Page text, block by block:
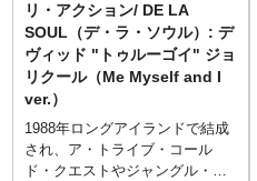
マイクロノーツとしての記念す
べき第一弾を飾った「タイムト
ラベラー」。展開されたイエロ
ー、ブルー、オレンジ、クリア
からイエローがセレクト！
リ・アクション/ DE LA
SOUL（デ・ラ・ソウル）: デ
ヴィッド "トゥルーゴイ" ジョ
リクール（Me Myself and I
ver.）
1988年ロングアイランドで結成
され、ア・トライブ・コール
ド・クエストやジャングル・ブ